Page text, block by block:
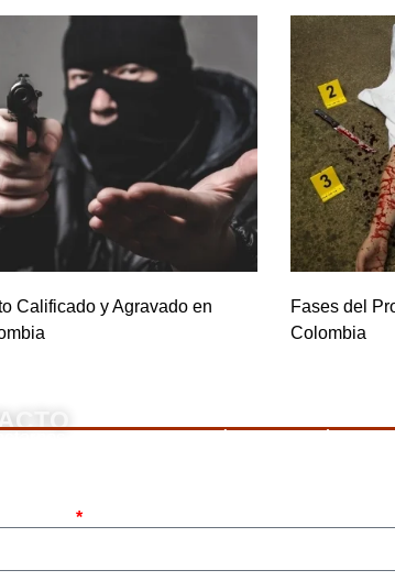
Calificado y Agravado en
Fases del
Colombia